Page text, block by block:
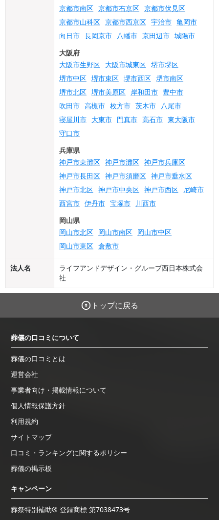
京都市南区 京都市右京区 京都市伏見区
京都市山科区 京都市西京区 宇治市 亀岡市
向日市 長岡京市 八幡市 京田辺市 城陽市
大阪府
大阪市生野区 大阪市城東区 堺市堺区
堺市中区 堺市東区 堺市西区 堺市南区
堺市北区 堺市美原区 岸和田市 豊中市
吹田市 高槻市 枚方市 茨木市 八尾市
寝屋川市 大東市 門真市 高石市 東大阪市
守口市
兵庫県
神戸市東灘区 神戸市灘区 神戸市兵庫区
神戸市長田区 神戸市須磨区 神戸市垂水区
神戸市北区 神戸市中央区 神戸市西区 尼崎市
西宮市 伊丹市 宝塚市
川西市
岡山県
岡山市北区 岡山市南区 岡山市中区
岡山市東区 倉敷市
法人名
ライフアンドデザイン・グループ西日本株式会
社
トップに戻る
葬儀の口コミについて
葬儀の口コミとは
運営会社
事業者向け・掲載情報について
個人情報保護方針
利用規約
サイトマップ
口コミ・ランキングに関するポリシー
葬儀の掲示板
キャンペーン
葬祭特別補助® 登録商標 第7038473号